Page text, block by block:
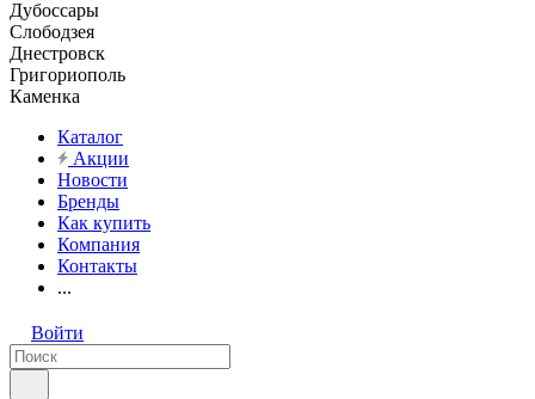
Дубоссары
Слободзея
Днестровск
Григориополь
Каменка
Каталог
Акции
Новости
Бренды
Как купить
Компания
Контакты
...
Войти